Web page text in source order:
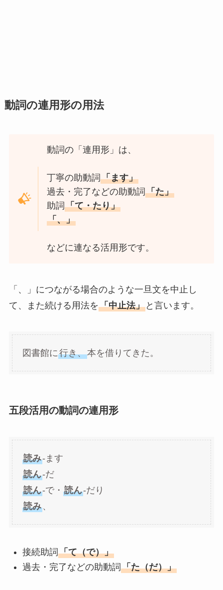
動詞の連用形の用法
動詞の「連用形」は、
丁寧の助動詞「ます」
過去・完了などの助動詞「た」
助詞「て・たり」
「、」
などに連なる活用形です。
「、」につながる場合のような一旦文を中止し
て、また続ける用法を「中止法」と言います。
図書館に行き、本を借りてきた。
五段活用の動詞の連用形
読み-ます
読ん-だ
読ん-で・ 読ん-だり
読み、
接続助詞「て（で）」
過去・完了などの助動詞 「た（だ）」